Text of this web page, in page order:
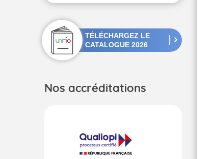
TÉLÉCHARGEZ LE
CATALOGUE 2026
Nos accréditations